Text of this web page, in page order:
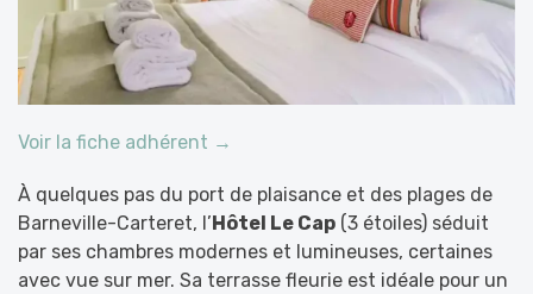
Voir la fiche adhérent →
À quelques pas du port de plaisance et des plages de
Barneville-Carteret, l’Hôtel Le Cap (3 étoiles) séduit
par ses chambres modernes et lumineuses, certaines
avec vue sur mer. Sa terrasse fleurie est idéale pour un